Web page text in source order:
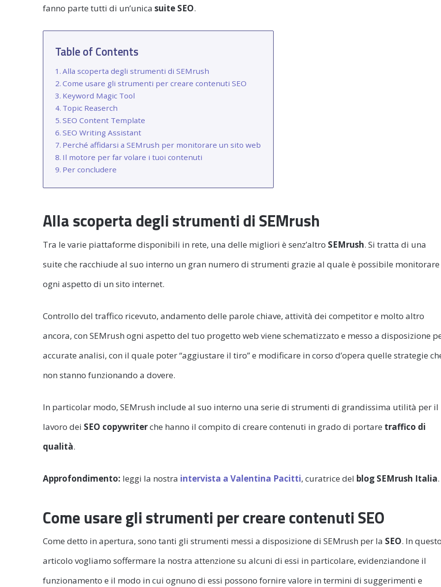
fanno parte tutti di un’unica suite SEO.
Table of Contents
Alla scoperta degli strumenti di SEMrush
Come usare gli strumenti per creare contenuti SEO
Keyword Magic Tool
Topic Reaserch
SEO Content Template
SEO Writing Assistant
Perché affidarsi a SEMrush per monitorare un sito web
Il motore per far volare i tuoi contenuti
Per concludere
Alla scoperta degli strumenti di SEMrush
Tra le varie piattaforme disponibili in rete, una delle migliori è senz’altro SEMrush. Si tratta di una
suite che racchiude al suo interno un gran numero di strumenti grazie al quale è possibile monitorare
ogni aspetto di un sito internet.
Controllo del traffico ricevuto, andamento delle parole chiave, attività dei competitor e molto altro
ancora, con SEMrush ogni aspetto del tuo progetto web viene schematizzato e messo a disposizione
accurate analisi, con il quale poter “aggiustare il tiro” e modificare in corso d’opera quelle strategie
non stanno funzionando a dovere.
In particolar modo, SEMrush include al suo interno una serie di strumenti di grandissima utilità per il
lavoro dei SEO copywriterche hanno il compito di creare contenuti in grado di portare traffico di
qualità.
Approfondimento: leggi la nostra intervista a Valentina Pacitti, curatrice del blog SEMrush Italia.
Come usare gli strumenti per creare contenuti SEO
Come detto in apertura, sono tanti gli strumenti messi a disposizione di SEMrush per la SEO. In
articolo vogliamo soffermare la nostra attenzione su alcuni di essi in particolare, evidenziandone il
funzionamento e il modo in cui ognuno di essi possono fornire valore in termini di suggerimenti e